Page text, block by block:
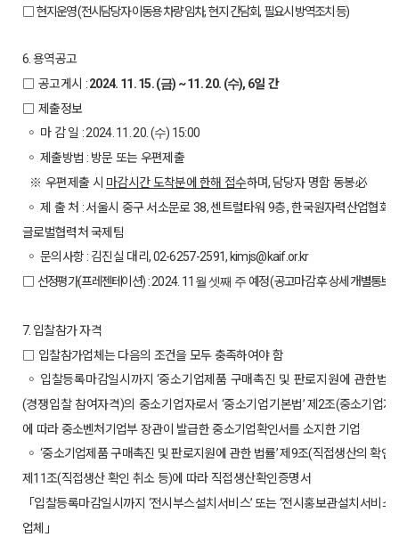
□현지운영(전시담당자 이동용 차량 임차,현지 간담회, 필요시 방역조치 등)
6 용역공고
□ 공고게시 :2024. 11. 15. (금) ~ 11. 20. (수), 6일 간
□ 제출정보
◦ 마 감 일 : 2024. 11. 20. (수) 15:00
◦ 제출방법 : 방문 또는 우편제출
※ 우편제출 시 마감시간 도착분에 한해 접수하며, 담당자 명함 동봉必
◦ 제 출 처 :서울시 중구 서소문로38,센트럴타워9층,한국원자력산업협회
글로벌협력처 국제팀
◦ 문의사항 : 김진실 대리, 02-6257-2591, kimjs@kaif.or.kr
□ 선정평가(프레젠테이션) : 2024. 11월 셋째 주 예정(공고마감 후 상세 개별통보
7. 입찰참가 자격
□ 입찰참가업체는 다음의 조건을 모두 충족하여야 함
◦ 입찰등록마감일시까지‘중소기업제품 구매촉진 및 판로지원에 관한법률
(경쟁입찰 참여자격)의 중소기업자로서 ‘중소기업기본법’제2조(중소기업자
에 따라 중소벤처기업부 장관이 발급한 중소기업확인서를 소지한 기업
◦ ‘중소기업제품 구매촉진 및 판로지원에 관한 법률’제9조(직접생산의 확인
제11조(직접생산 확인 취소 등)에 따라 직접생산확인증명서
「입찰등록마감일시까지 ‘전시부스설치서비스’ 또는‘전시홍보관설치서비스
업체 」